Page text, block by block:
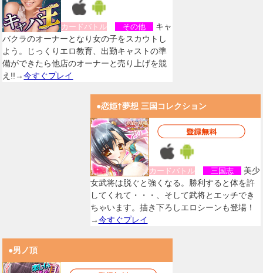
カードバトル その他
キャ
バクラのオーナーとなり女の子をスカウトし
よう。じっくりエロ教育、出勤キャストの準
備ができたら他店のオーナーと売り上げを競
え!!→今すぐプレイ
●恋姫†夢想 三国コレクション
カードバトル 三国志
美少
女武将は脱ぐと強くなる。勝利すると体を許
してくれて・・・、そして武将とエッチでき
ちゃいます。描き下ろしエロシーンも登場！
→今すぐプレイ
●男ノ頂